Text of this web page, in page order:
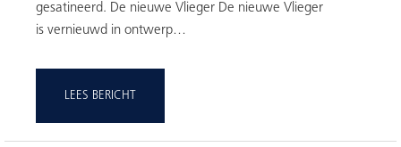
gesatineerd. De nieuwe Vlieger De nieuwe Vlieger
is vernieuwd in ontwerp…
LEES BERICHT